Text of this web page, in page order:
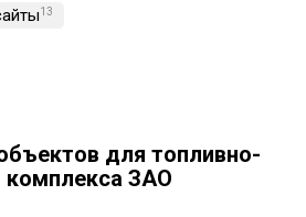
13
для топливно-
комплекса ЗАО